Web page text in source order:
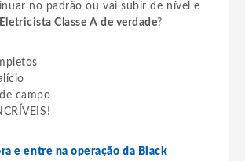
no padrão ou vai subir de nível e
Eletricista Classe A de verdade?
campo
e entre na operação da Black